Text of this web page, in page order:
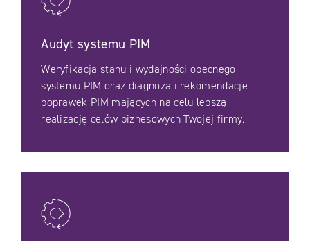
Audyt systemu PIM
Weryfikacja stanu i wydajności obecnego
systemu PIM oraz diagnoza i rekomendacje
poprawek PIM mających na celu lepszą
realizację celów biznesowych Twojej firmy.